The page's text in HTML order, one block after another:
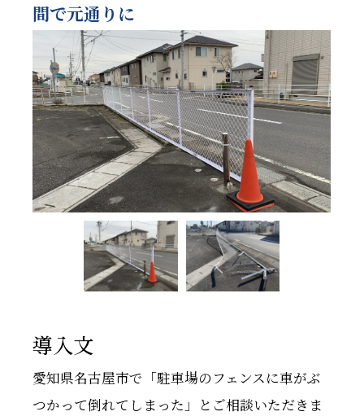
間で元通りに
導入文
愛知県名古屋市で「駐車場のフェンスに車がぶ
つかって倒れてしまった」とご相談いただきま